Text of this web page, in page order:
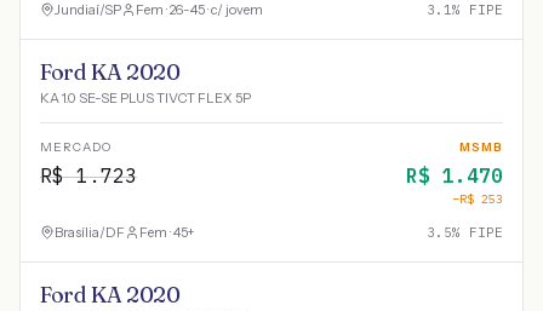
Jundiaí/SP Fem · 26-45 · c/ jovem 3.1% FIPE
Ford KA 2020
KA 1.0 SE-SE PLUS TIVCT FLEX 5P
MERCADO
R$1.723
MSMB
R$ 1.470
−R$ 253
Brasília/DF Fem · 45+ 3.5% FIPE
Ford KA 2020